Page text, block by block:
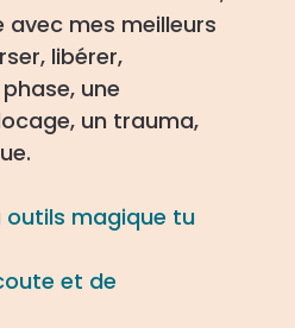
avec mes meilleurs
libérer,
une
un trauma,
magique tu
et de